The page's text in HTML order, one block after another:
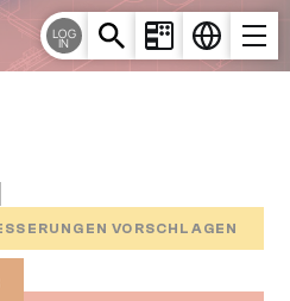
LOG
IN
VORSCHLAGEN